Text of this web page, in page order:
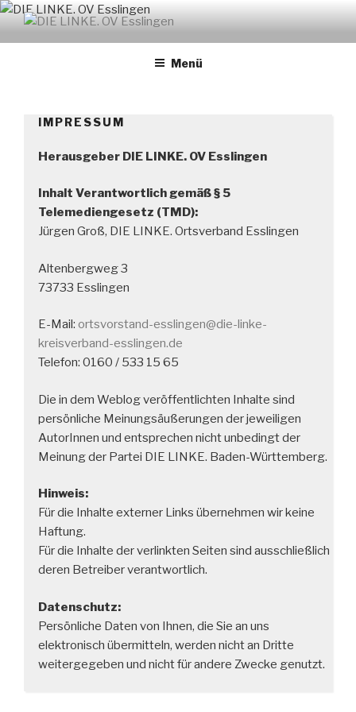
Zum
Inhalt
springenDIE LINKE. OV ESSLINGEN
Menü
IMPRESSUM
Herausgeber DIE LINKE. OV Esslingen
Inhalt Verantwortlich gemäß § 5
Telemediengesetz (TMD):
Jürgen Groß, DIE LINKE. Ortsverband Esslingen
Altenbergweg 3
73733 Esslingen
E-Mail: ortsvorstand-esslingen@die-linke-
kreisverband-esslingen.de
Telefon: 0160 / 533 15 65
Die in dem Weblog veröffentlichten Inhalte sind
persönliche Meinungsäußerungen der jeweiligen
AutorInnen und entsprechen nicht unbedingt der
Meinung der Partei DIE LINKE. Baden-Württemberg.
Hinweis:
Für die Inhalte externer Links übernehmen wir keine
Haftung.
Für die Inhalte der verlinkten Seiten sind ausschließlich
deren Betreiber verantwortlich.
Datenschutz:
Persönliche Daten von Ihnen, die Sie an uns
elektronisch übermitteln, werden nicht an Dritte
weitergegeben und nicht für andere Zwecke genutzt.